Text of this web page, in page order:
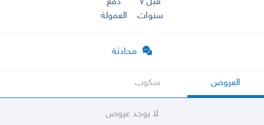
قبل ٧
سنوات
دفع
العمولة
محادثة
العروض سكوب
لا يوجد عروض